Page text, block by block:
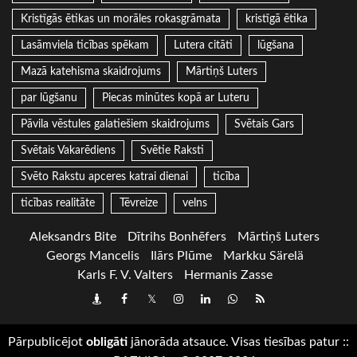
Kristīgās ētikas un morāles rokasgrāmata kristīgā ētika
Lasāmviela ticības spēkam Lutera citāti lūgšana
Mazā katehisma skaidrojums Mārtiņš Luters
par lūgšanu Piecas minūtes kopā ar Luteru
Pāvila vēstules galatiešiem skaidrojums Svētais Gars
Svētais Vakarēdiens Svētie Raksti
Svēto Rakstu apceres katrai dienai ticība
ticības realitāte Tēvreize velns
Aleksandrs Bite Dītrihs Bonhēfers
Mārtiņš Luters
Georgs Mancelis
Ilārs Plūme
Markku Särelä
Karls F. V. Valters
Hermanis Zasse
DraugiemFacebook
TwitterInstagram
LinkedInwhatsapp
RSS
Pārpublicējot obligāti jānorāda atsauce. Visas tiesības patur ::